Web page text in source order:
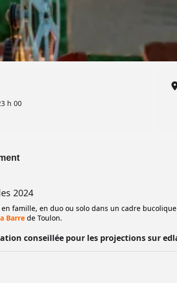
h 00
2024
famille, en duo ou solo dans un cadre
Barre de Toulon.
conseillée pour les projections sur